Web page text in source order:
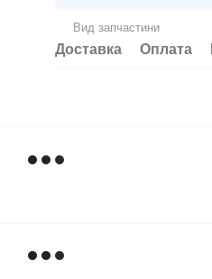
Вид запчастини
Доставка Оплата